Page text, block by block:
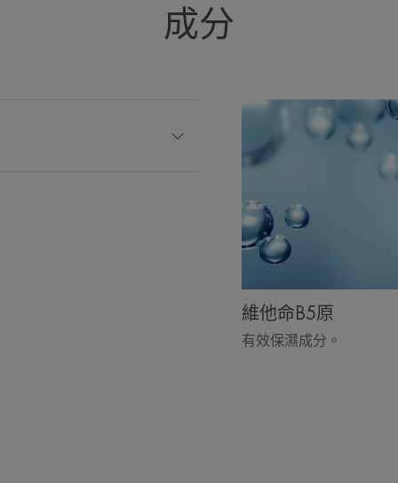
持久恢復肌膚修復機制。令肌膚恢復自
- 自我修復肌膚屏障*。
- 24小時保濕¹，重拾舒適肌膚。
內容物香味
不含香料
成分
維他命B5原
有效保濕成分。